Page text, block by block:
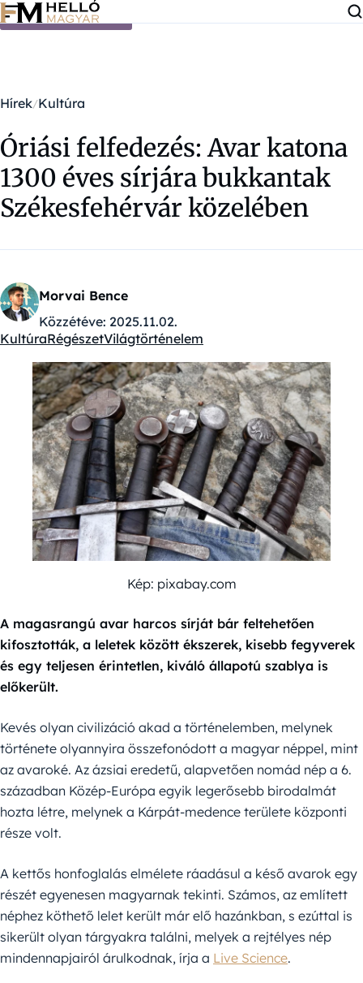
Ugrás a tartalomra
Hírek Kultúra
Óriási felfedezés: Avar katona
1300 éves sírjára bukkantak
Székesfehérvár közelében
Morvai Bence
Közzétéve: 2025.11.02.
Kategóriák:
KultúraRégészetVilágtörténelem
Kép: pixabay.com
A magasrangú avar harcos sírját bár feltehetően
kifosztották, a leletek között ékszerek, kisebb fegyverek
és egy teljesen érintetlen, kiváló állapotú szablya is
előkerült.
Kevés olyan civilizáció akad a történelemben, melynek
története olyannyira összefonódott a magyar néppel, mint
az avaroké. Az ázsiai eredetű, alapvetően nomád nép a 6.
században Közép-Európa egyik legerősebb birodalmát
hozta létre, melynek a Kárpát-medence területe központi
része volt.
A kettős honfoglalás elmélete ráadásul a késő avarok egy
részét egyenesen magyarnak tekinti. Számos, az említett
néphez köthető lelet került már elő hazánkban, s ezúttal is
sikerült olyan tárgyakra találni, melyek a rejtélyes nép
mindennapjairól árulkodnak, írja a Live Science.